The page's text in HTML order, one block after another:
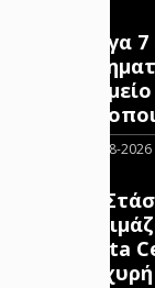
Έργα
06-08-2026
Γ.
Data